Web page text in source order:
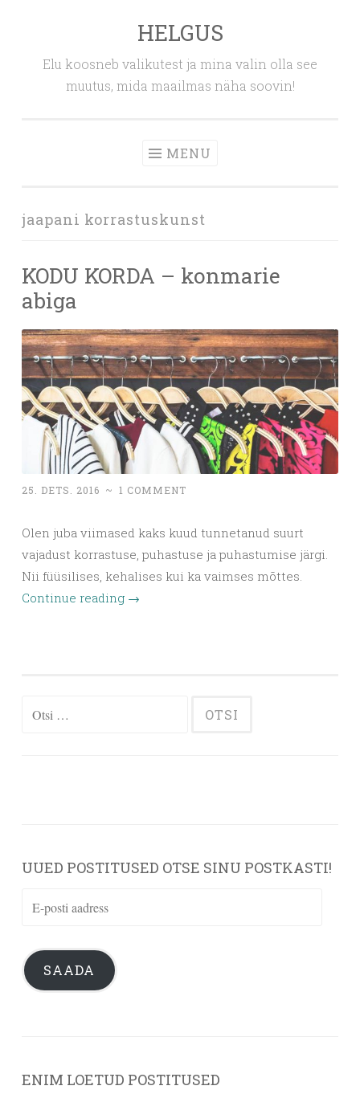
HELGUS
Elu koosneb valikutest ja mina valin olla see
muutus, mida maailmas näha soovin!
MENU
jaapani korrastuskunst
KODU KORDA – konmarie
abiga
25. DETS. 2016 ~ 1 COMMENT
Olen juba viimased kaks kuud tunnetanud suurt
vajadust korrastuse, puhastuse ja puhastumise järgi.
Nii füüsilises, kehalises kui ka vaimses mõttes.
Continue reading →
Otsi:
UUED POSTITUSED OTSE SINU POSTKASTI!
E-
aadress
SAADA
ENIM LOETUD POSTITUSED